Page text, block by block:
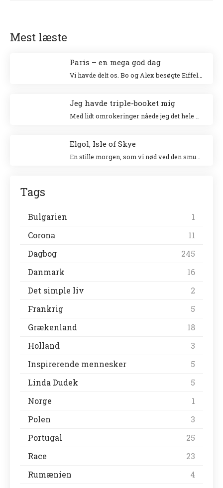
Mest læste
Paris – en mega god dag
Jeg havde triple-booket mig
Elgol, Isle of Skye
Tags
Bulgarien
1
Corona
11
Dagbog
245
Danmark
16
Det simple liv
2
Frankrig
5
Grækenland
18
Holland
3
Inspirerende mennesker
5
Linda Dudek
5
Norge
1
Polen
3
Portugal
25
Race
23
Rumænien
4